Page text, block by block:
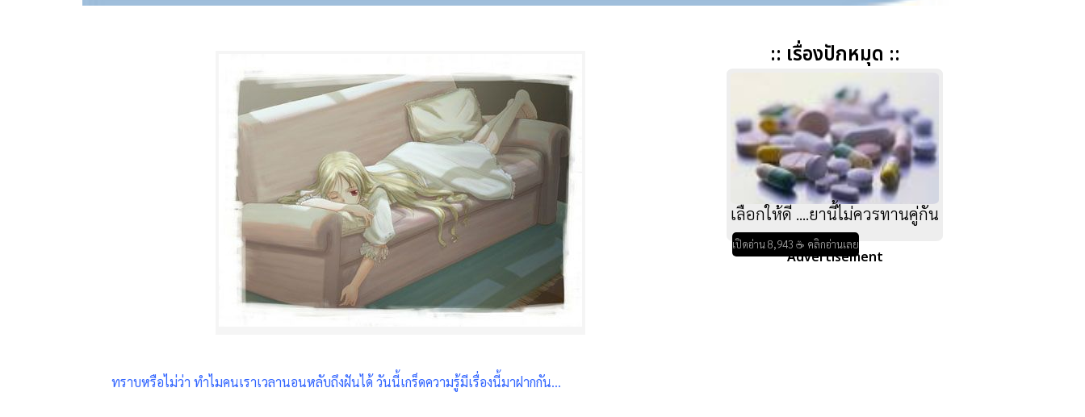
ทราบหรือไม่ว่า ทำไมคนเราเวลานอนหลับถึงฝันได้ วันนี้เกร็ดความรู้มีเรื่องนี้มาฝากกัน...
:: เรื่องปักหมุด ::
เลือกให้ดี ....ยานี้ไม่ควรทานคู่กัน
เปิดอ่าน 8,943 ☕ คลิกอ่านเลย
Advertisement